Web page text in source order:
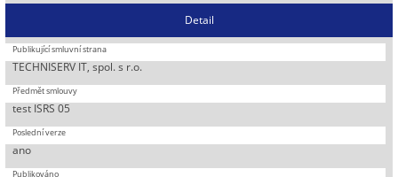
Detail
TECHNISERV IT, spol. s r.o.
test ISRS 05
ano